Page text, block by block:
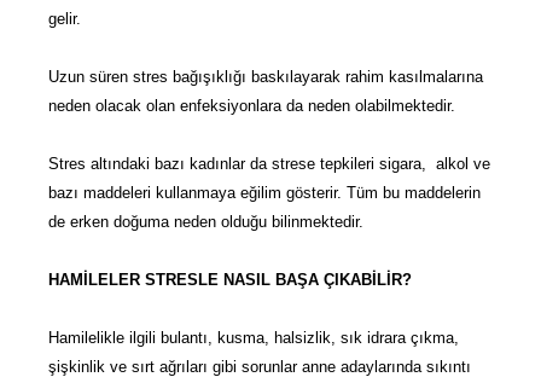
gelir.
Uzun süren stres bağışıklığı baskılayarak rahim kasılmalarına
neden olacak olan enfeksiyonlara da neden olabilmektedir.
Stres altındaki bazı kadınlar da strese tepkileri sigara, alkol ve
bazı maddeleri kullanmaya eğilim gösterir. Tüm bu maddelerin
de erken doğuma neden olduğu bilinmektedir.
HAMİLELER STRESLE NASIL BAŞA ÇIKABİLİR?
Hamilelikle ilgili bulantı, kusma, halsizlik, sık idrara çıkma,
şişkinlik ve sırt ağrıları gibi sorunlar anne adaylarında sıkıntı